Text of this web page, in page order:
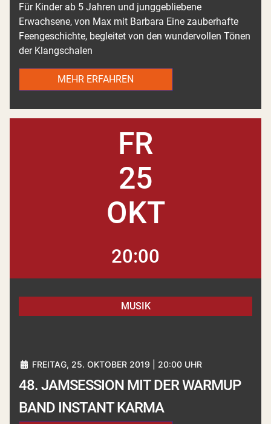
Für Kinder ab 5 Jahren und junggebliebene
Erwachsene, von Max mit Barbara Eine zauberhafte
Feengeschichte, begleitet von den wundervollen Tönen
der Klangschalen
MEHR ERFAHREN
FR
25
OKT
20:00
MUSIK
FREITAG, 25. OKTOBER 2019 | 20:00 UHR
48. JAMSESSION MIT DER WARMUP
BAND INSTANT KARMA